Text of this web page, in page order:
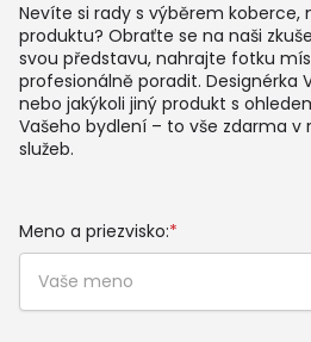
Nevíte si rady s výběrem koberce,
produktu? Obraťte se na naši
svou představu, nahrajte fotku
profesionálně poradit. Designérka
nebo jakýkoli jiný produkt s
Vašeho bydlení – to vše zdarma v
služeb.
Meno a priezvisko:*